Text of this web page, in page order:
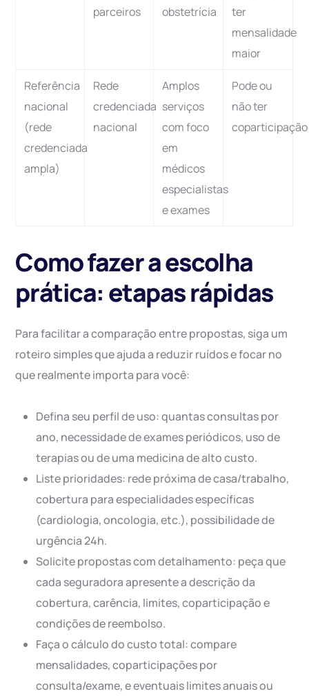
parceiros
obstetrícia
ter
mensalidade
maior
Referência
nacional
(rede
credenciada
ampla)
Rede
credenciada
nacional
Amplos
serviços
com foco
em
médicos
especialistas
e exames
Pode ou
não ter
coparticipação
Como fazer a escolha
prática: etapas rápidas
Para facilitar a comparação entre propostas, siga um
roteiro simples que ajuda a reduzir ruídos e focar no
que realmente importa para você:
Defina seu perfil de uso: quantas consultas por
ano, necessidade de exames periódicos, uso de
terapias ou de uma medicina de alto custo.
Liste prioridades: rede próxima de casa/trabalho,
cobertura para especialidades específicas
(cardiologia, oncologia, etc.), possibilidade de
urgência 24h.
Solicite propostas com detalhamento: peça que
cada seguradora apresente a descrição da
cobertura, carência, limites, coparticipação e
condições de reembolso.
Faça o cálculo do custo total: compare
mensalidades, coparticipações por
consulta/exame, e eventuais limites anuais ou